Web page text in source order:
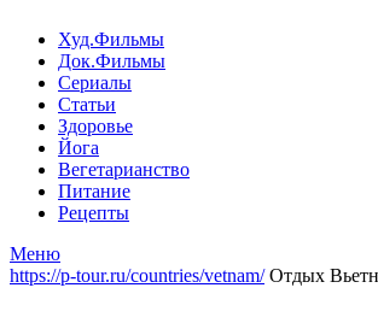
Худ.Фильмы
Док.Фильмы
Сериалы
Статьи
Здоровье
Йога
Вегетарианство
Питание
Рецепты
Меню
https://p-tour.ru/countries/vetnam/Отдых